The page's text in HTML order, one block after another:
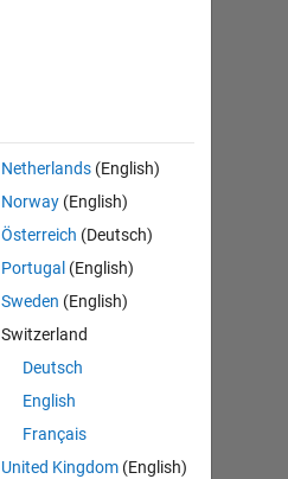
Netherlands (English)
Norway (English)
Österreich (Deutsch)
Portugal (English)
Sweden (English)
Switzerland
Deutsch
English
Français
United Kingdom (English)